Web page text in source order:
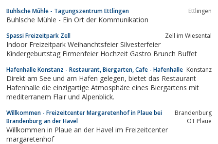
Buhlsche Mühle - Tagungszentrum Ettlingen Ettlingen
Buhlsche Mühle - Ein Ort der Kommunikation
Spassi Freizeitpark Zell Zell im Wiesental
Indoor Freizeitpark Weihanchtsfeier Silvesterfeier
Kindergeburtstag Firmenfeier Hochzeit Gastro Brunch Buffet
Hafenhalle Konstanz - Restaurant, Biergarten, Cafe - Hafenhalle Konstanz
Direkt am See und am Hafen gelegen, bietet das Restaurant
Hafenhalle die einzigartige Atmosphäre eines Biergartens mit
mediterranem Flair und Alpenblick.
Willkommen - Freizeitcenter Margaretenhof in Plaue bei
Brandenburg an der Havel
Brandenburg
OT Plaue
Willkommen in Plaue an der Havel im Freizeitcenter
margaretenhof